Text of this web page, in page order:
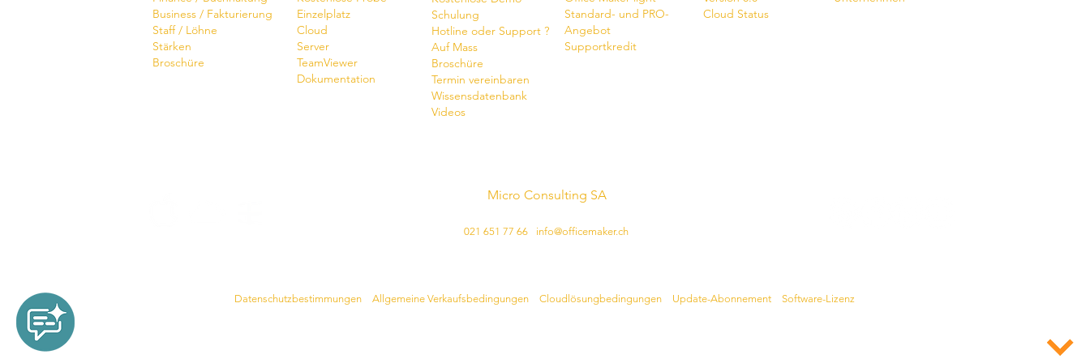
Business / Fakturierung
Staff / Löhne
Stärken
Broschüre
Einzelplatz
Cloud
Server
TeamViewer
Dokumentation
Schulung
Hotline oder Support ?
Auf Mass
Broschüre
Termin vereinbaren
Wissensdatenbank
Videos
Standard- und PRO-
Angebot
Supportkredit
Cloud Status
Micro Consulting SA
021 651 77 66- info@officemaker.ch
Datenschutzbestimmungen• Allgemeine Verkaufsbedingungen Cloudlösungbedingungen• Update-Abonnement• Software-Lizenz